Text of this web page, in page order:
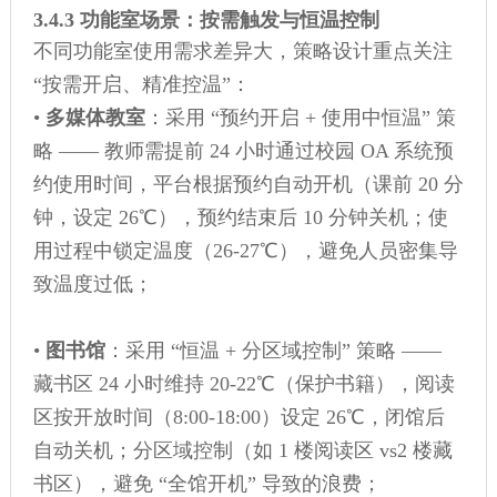
3.4.3 功能室场景：按需触发与恒温控制
不同功能室使用需求差异大，策略设计重点关注
“按需开启、精准控温”：
• 多媒体教室：采用 “预约开启 + 使用中恒温” 策
略 —— 教师需提前 24 小时通过校园 OA 系统预
约使用时间，平台根据预约自动开机（课前 20 分
钟，设定 26℃），预约结束后 10 分钟关机；使
用过程中锁定温度（26-27℃），避免人员密集导
致温度过低；
• 图书馆：采用 “恒温 + 分区域控制” 策略 ——
藏书区 24 小时维持 20-22℃（保护书籍），阅读
区按开放时间（8:00-18:00）设定 26℃，闭馆后
自动关机；分区域控制（如 1 楼阅读区 vs2 楼藏
书区），避免 “全馆开机” 导致的浪费；